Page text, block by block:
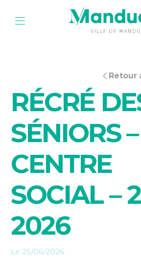
Retour
RÉCRÉ
SÉNIORS –
CENTRE
SOCIAL –
2026
Le 25/06/2026